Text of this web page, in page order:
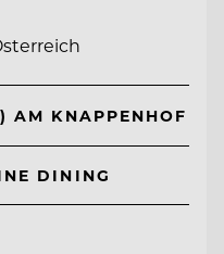
AM KNAPPENHOF
DINING